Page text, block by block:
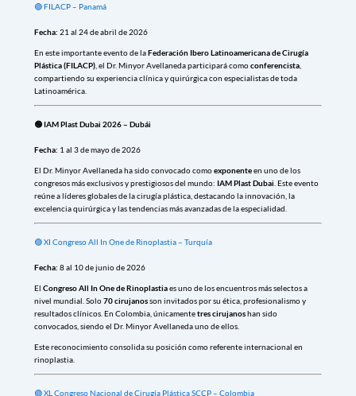
🟢 FILACP – Panamá
Fecha: 21 al 24 de abril de 2026
En este importante evento de laFederación Ibero Latinoamericana de Cirugía
Plástica (FILACP) , el Dr. Minyor Avellaneda participará comoconferencista
compartiendo su experiencia clínica y quirúrgica con especialistas de toda
Latinoamérica.
🟢 IAM Plast Dubai 2026 – Dubái
Fecha: 1 al 3 de mayo de 2026
El Dr. Minyor Avellaneda ha sido convocado comoexponenteen uno de los
congresos más exclusivos y prestigiosos del mundo: IAM Plast Dubai . Este evento
reúne a líderes globales de la cirugía plástica, destacando la innovación, la
excelencia quirúrgica y las tendencias más avanzadas de la especialidad.
🟢 XI Congreso All In One de Rinoplastia – Turquía
Fecha: 8 al 10 de junio de 2026
El Congreso All In One de Rinoplastiaes uno de los encuentros más selectos a
nivel mundial. Solo70 cirujanosson invitados por su ética, profesionalismo y
resultados clínicos. En Colombia, únicamentetres cirujanoshan sido
convocados, siendo el Dr. Minyor Avellaneda uno de ellos.
Este reconocimiento consolida su posición como referente internacional en
rinoplastia.
🟢 XL Congreso Nacional de Cirugía Plástica SCCP – Colombia